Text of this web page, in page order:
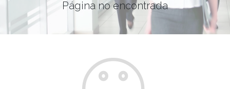
Página no encontrada